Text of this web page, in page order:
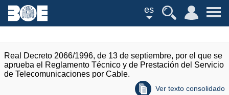
es
Real Decreto 2066/1996, de 13 de septiembre, por el que se
aprueba el Reglamento Técnico y de Prestación del Servicio
de Telecomunicaciones por Cable.
Ver texto consolidado